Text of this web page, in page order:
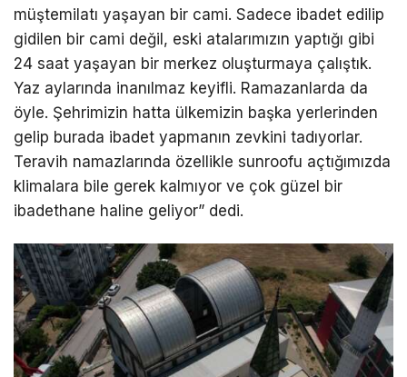
müştemilatı yaşayan bir cami. Sadece ibadet edilip
gidilen bir cami değil, eski atalarımızın yaptığı gibi
24 saat yaşayan bir merkez oluşturmaya çalıştık.
Yaz aylarında inanılmaz keyifli. Ramazanlarda da
öyle. Şehrimizin hatta ülkemizin başka yerlerinden
gelip burada ibadet yapmanın zevkini tadıyorlar.
Teravih namazlarında özellikle sunroofu açtığımızda
klimalara bile gerek kalmıyor ve çok güzel bir
ibadethane haline geliyor” dedi.